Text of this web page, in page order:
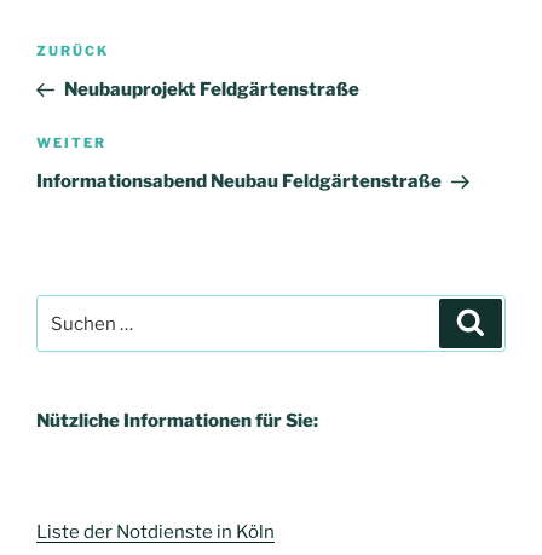
Beitragsnavigation
Vorheriger
Beitrag
ZURÜCK
Neubauprojekt Feldgärtenstraße
Nächster
Beitrag
WEITER
Informationsabend Neubau Feldgärtenstraße
nach:
Nützliche Informationen für Sie:
Liste der Notdienste in Köln